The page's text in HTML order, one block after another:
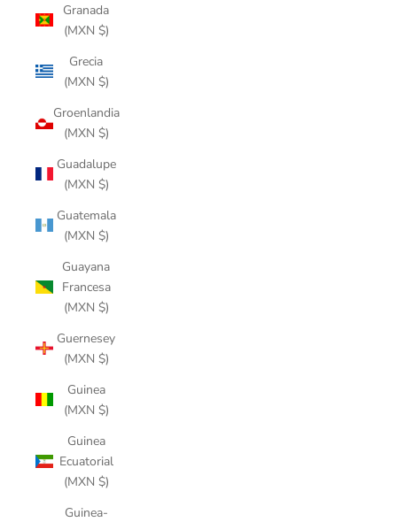
Granada
(MXN $)
Grecia
(MXN $)
Groenlandia
(MXN $)
Guadalupe
(MXN $)
Guatemala
(MXN $)
Guayana
Francesa
(MXN $)
Guernesey
(MXN $)
Guinea
(MXN $)
Guinea
Ecuatorial
(MXN $)
Guinea-